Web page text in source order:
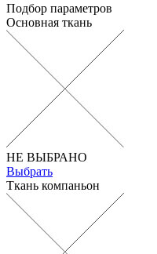
Подбор параметров
Основная ткань
НЕ ВЫБРАНО
Выбрать
Ткань компаньон